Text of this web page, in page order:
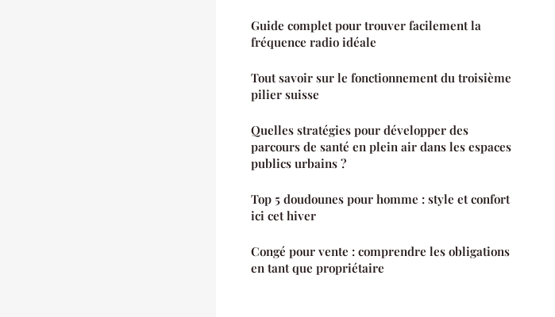
Guide complet pour trouver facilement la
fréquence radio idéale
Tout savoir sur le fonctionnement du troisième
pilier suisse
Quelles stratégies pour développer des
parcours de santé en plein air dans les espaces
publics urbains ?
Top 5 doudounes pour homme : style et confort
ici cet hiver
Congé pour vente : comprendre les obligations
en tant que propriétaire